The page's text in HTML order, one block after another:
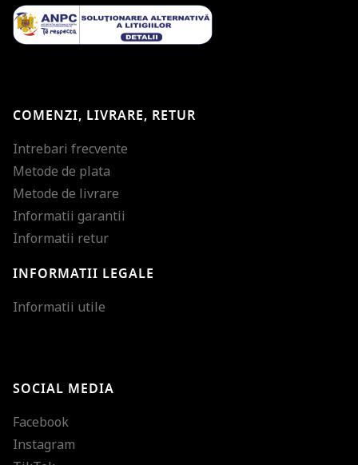
COMENZI, LIVRARE, RETUR
Intrebari frecvente
Metode de plata
Metode de livrare
Informatii garantii
Informatii retur
INFORMATII LEGALE
Informatii utile
SOCIAL MEDIA
Facebook
Instagram